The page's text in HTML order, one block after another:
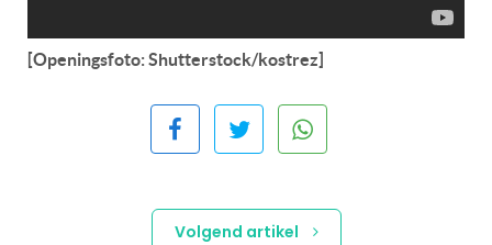
[Openingsfoto: Shutterstock/kostrez]
Volgend artikel